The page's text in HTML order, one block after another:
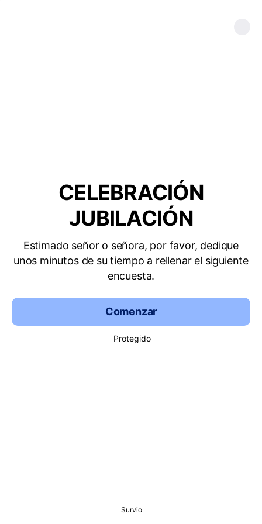
CELEBRACIÓN
JUBILACIÓN
Estimado señor o señora, por favor, dedique
unos minutos de su tiempo a rellenar el siguiente
encuesta.
Comenzar
Protegido
Survio